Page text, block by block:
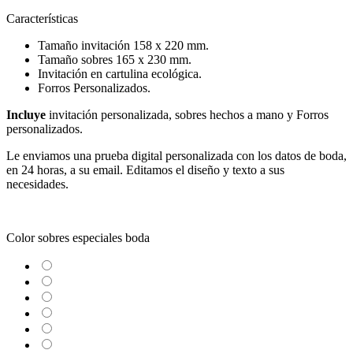
Características
Tamaño invitación 158 x 220 mm.
Tamaño sobres 165 x 230 mm.
Invitación en cartulina ecológica.
Forros Personalizados.
Incluye invitación personalizada, sobres hechos a mano y Forros
personalizados.
Le enviamos una prueba digital personalizada con los datos de boda,
en 24 horas, a su email. Editamos el diseño y texto a sus
necesidades.
Color sobres especiales boda